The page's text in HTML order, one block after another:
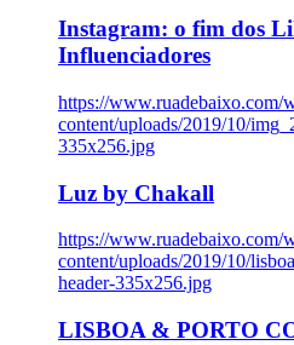
Instagram: o fim dos
Influenciadores
https://www.ruadebaixo.com/
content/uploads/2019/10/
335x256.jpg
Luz by Chakall
https://www.ruadebaixo.com/
content/uploads/2019/10/
header-335x256.jpg
LISBOA & PORTO